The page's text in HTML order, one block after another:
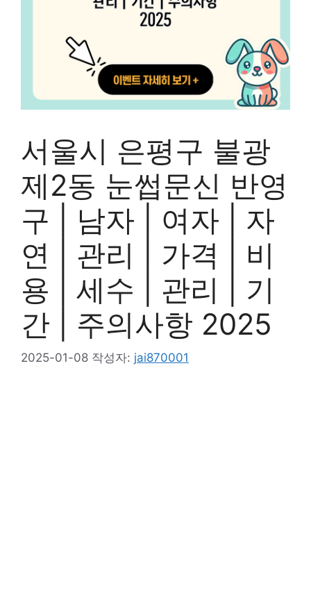
서울시 은평구 불광
제2동 눈썹문신 반영
구 | 남자 | 여자 | 자
연 | 관리 | 가격 | 비
용 | 세수 | 관리 | 기
간 | 주의사항 2025
2025-01-08 작성자: jai870001